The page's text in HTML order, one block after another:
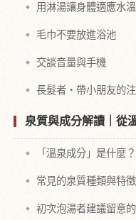
用淋湯讓身體適應水溫
毛巾不要放進浴池
交談音量與手機
長髮者・帶小朋友的
泉質與成分解讀｜從
「溫泉成分」是什麼？
常見的泉質種類與特徵
初次泡湯者建議留意